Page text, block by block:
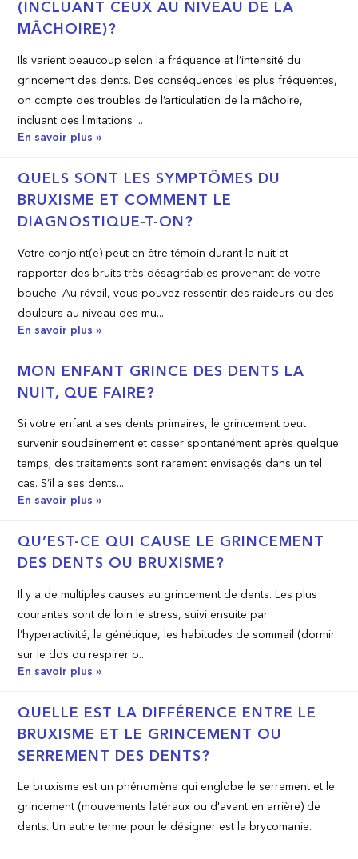
(INCLUANT CEUX AU NIVEAU DE LA
MÂCHOIRE)?
Ils varient beaucoup selon la fréquence et l’intensité du
grincement des dents. Des conséquences les plus fréquentes,
on compte des troubles de l’articulation de la mâchoire,
incluant des limitations ...
En savoir plus »
QUELS SONT LES SYMPTÔMES DU
BRUXISME ET COMMENT LE
DIAGNOSTIQUE-T-ON?
Votre conjoint(e) peut en être témoin durant la nuit et
rapporter des bruits très désagréables provenant de votre
bouche. Au réveil, vous pouvez ressentir des raideurs ou des
douleurs au niveau des mu...
En savoir plus »
MON ENFANT GRINCE DES DENTS LA
NUIT, QUE FAIRE?
Si votre enfant a ses dents primaires, le grincement peut
survenir soudainement et cesser spontanément après quelque
temps; des traitements sont rarement envisagés dans un tel
cas. S’il a ses dents...
En savoir plus »
QU’EST-­CE QUI CAUSE LE GRINCEMENT
DES DENTS OU BRUXISME?
Il y a de multiples causes au grincement de dents. Les plus
courantes sont de loin le stress, suivi ensuite par
l’hyperactivité, la génétique, les habitudes de sommeil (dormir
sur le dos ou respirer p...
En savoir plus »
QUELLE EST LA DIFFÉRENCE ENTRE LE
BRUXISME ET LE GRINCEMENT OU
SERREMENT DES DENTS?
Le bruxisme est un phénomène qui englobe le serrement et le
grincement (mouvements latéraux ou d'avant en arrière) de
dents. Un autre terme pour le désigner est la brycomanie.